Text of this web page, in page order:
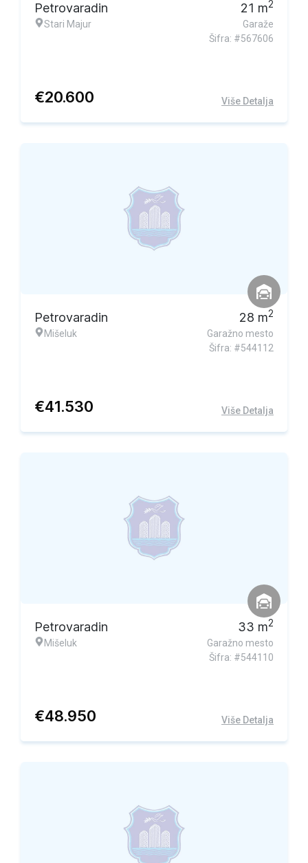
Petrovaradin
Stari Majur
21 m2
Garaže
Šifra: #567606
€20.600 Više Detalja
Petrovaradin
Mišeluk
28 m2
Garažno mesto
Šifra: #544112
€41.530 Više Detalja
Petrovaradin
Mišeluk
33 m2
Garažno mesto
Šifra: #544110
€48.950 Više Detalja